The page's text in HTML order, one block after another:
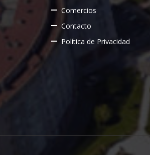
Comercios
Contacto
Política de Privacidad